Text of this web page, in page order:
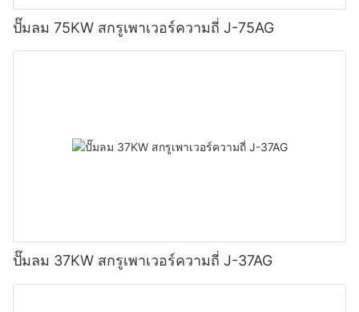
ปั๊มลม 75KW สกรูเพาเวอร์ความถี่ J-75AG
ปั๊มลม 37KW สกรูเพาเวอร์ความถี่ J-37AG